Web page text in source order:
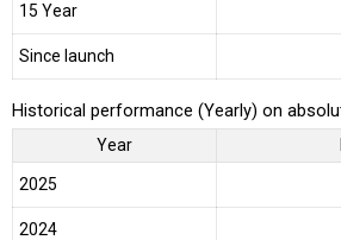
15 Year
Since launch
Historical performance (Yearly) on
Year
2025
2024